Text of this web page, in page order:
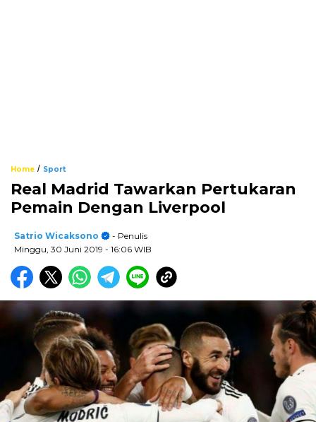
Home / Sport
Real Madrid Tawarkan Pertukaran
Pemain Dengan Liverpool
Satrio Wicaksono
- Penulis
Minggu, 30 Juni 2019 - 16:06 WIB